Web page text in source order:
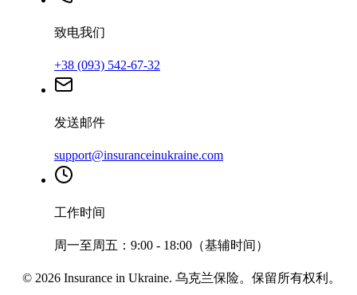
致电我们
+38 (093) 542-67-32
发送邮件
support@insuranceinukraine.com
工作时间
周一至周五：9:00 - 18:00（基辅时间）
© 2026 Insurance in Ukraine. 乌克兰保险。保留所有权利。